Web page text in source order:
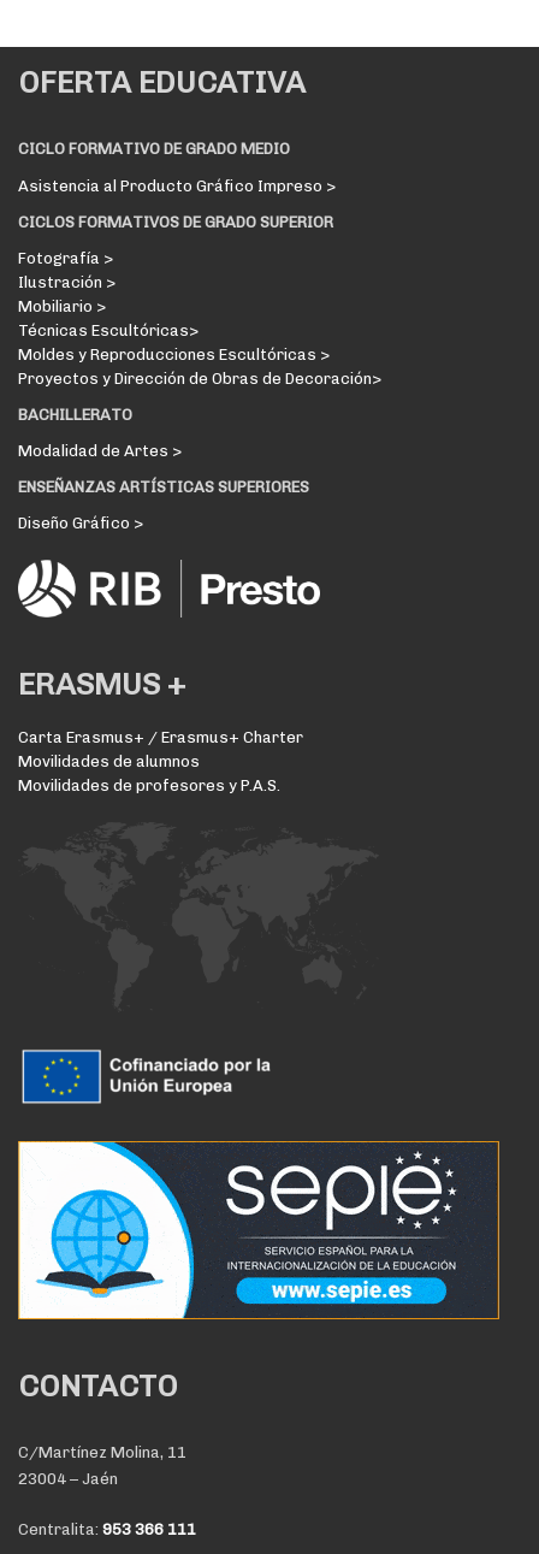
OFERTA EDUCATIVA
CICLO FORMATIVO DE GRADO MEDIO
Asistencia al Producto Gráfico Impreso >
CICLOS FORMATIVOS DE GRADO SUPERIOR
Fotografía >
Ilustración >
Mobiliario >
Técnicas Escultóricas>
Moldes y Reproducciones Escultóricas >
Proyectos y Dirección de Obras de Decoración>
BACHILLERATO
Modalidad de Artes >
ENSEÑANZAS ARTÍSTICAS SUPERIORES
Diseño Gráfico >
ERASMUS +
Carta Erasmus+ / Erasmus+ Charter
Movilidades de alumnos
Movilidades de profesores y P.A.S.
CONTACTO
C/Martínez Molina, 11
23004 – Jaén
Centralita: 953 366 111